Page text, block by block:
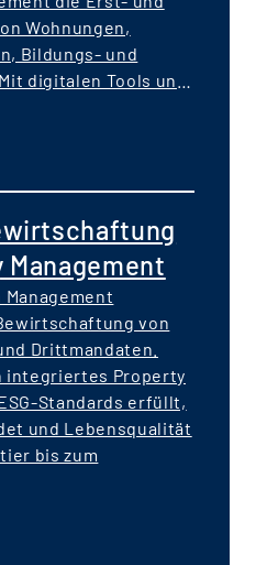
Wohnungen,
Bildungs- und
digitalen Tools und
wir stabile
Management
von
Drittmandaten.
integriertes Property
Standards erfüllt,
und Lebensqualität
bis zum